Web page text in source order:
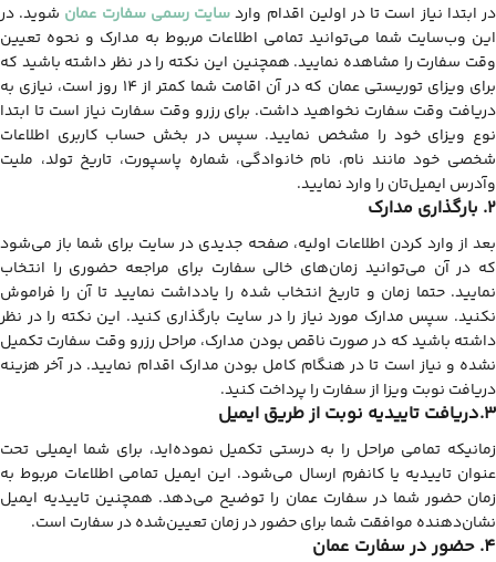
در ابتدا نیاز است تا در اولین اقدام واردسایت رسمی سفارت عمان شوید. در
این وب‌سایت شما می‌‌توانید تمامی اطلاعات مربوط به مدارک و نحوه تعیین
وقت سفارت را مشاهده نمایید. همچنین این نکته را در نظر داشته باشید که
برای ویزای توریستی عمان که در آن اقامت شما کمتر از 14 روز است، نیازی به
دریافت وقت سفارت نخواهید داشت. برای رزرو وقت سفارت نیاز است تا ابتدا
نوع ویزای خود را مشخص نمایید. سپس در بخش حساب کاربری اطلاعات
شخصی خود مانند نام، نام خانوادگی، شماره پاسپورت، تاریخ تولد، ملیت
وآدرس ایمیل‌تان را وارد نمایید.
2. بارگذاری مدارک
بعد از وارد کردن اطلاعات اولیه، صفحه جدیدی در سایت برای شما باز می‌شود
که در آن می‌توانید زمان‌های خالی سفارت برای مراجعه حضوری را انتخاب
نمایید. حتما زمان و تاریخ انتخاب شده را یادداشت نمایید تا آن را فراموش
نکنید. سپس مدارک مورد نیاز را در سایت بارگذاری کنید. این نکته را در نظر
داشته باشید که در صورت ناقص بودن مدارک، مراحل رزرو وقت سفارت تکمیل
نشده و نیاز است تا در هنگام کامل بودن مدارک اقدام نمایید. در آخر هزینه
دریافت نوبت ویزا از سفارت را پرداخت کنید.
3.دریافت تاییدیه نوبت از طریق ایمیل
زمانیکه تمامی مراحل را به درستی تکمیل نموده‌اید، برای شما ایمیلی تحت
عنوان تاییدیه یا کانفرم ارسال می‌شود. این ایمیل تمامی اطلاعات مربوط به
زمان حضور شما در سفارت عمان را توضیح می‌دهد. همچنین تاییدیه ایمیل
نشان‌دهنده موافقت شما برای حضور در زمان تعیین‌شده در سفارت است.
4. حضور در سفارت عمان